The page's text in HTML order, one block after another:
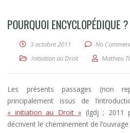
POURQUOI ENCYCLOPÉDIQUE ?
3 octobre 2011
No
Initiation au Droit
Mathieu
Les présents passages (non
principalement issus de
« initiation au Droit » (lgdj ; 2011
décrivent le cheminement de